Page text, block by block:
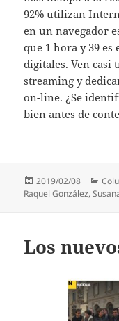
92% utilizan
en un navegador
que 1 hora y 39 es
digitales. Ven casi
streaming y
on-line. ¿Se
bien antes de
Publicado
el
2019/02/08
Raquel González,
Los